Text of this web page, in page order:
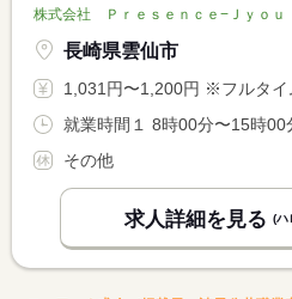
株式会社 Ｐｒｅｓｅｎｃｅ−Ｊｙｏｕ
長崎県雲仙市
1,031円〜1,200円 ※フルタイム求人の場合は月額（換算額
その他
求人詳細を見る (ハ